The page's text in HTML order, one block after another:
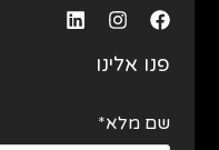
פנו אלינו
שם מלא*